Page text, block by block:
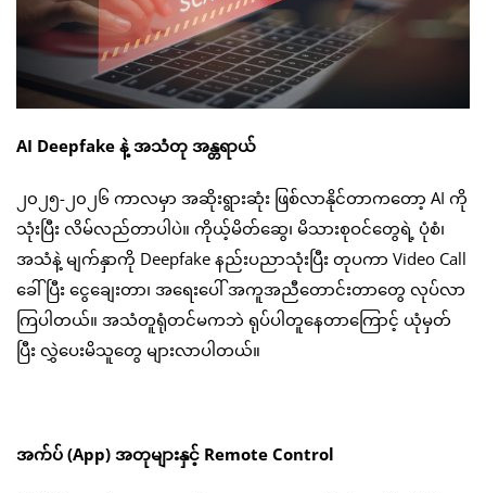
AI Deepfake နဲ့ အသံတု အန္တရာယ်
၂၀၂၅-၂၀၂၆ ကာလမှာ အဆိုးရွားဆုံး ဖြစ်လာနိုင်တာကတော့ AI ကို
သုံးပြီး လိမ်လည်တာပါပဲ။ ကိုယ့်မိတ်ဆွေ၊ မိသားစုဝင်တွေရဲ့ ပုံစံ၊
အသံနဲ့ မျက်နှာကို Deepfake နည်းပညာသုံးပြီး တုပကာ Video Call
ခေါ်ပြီး ငွေချေးတာ၊ အရေးပေါ် အကူအညီတောင်းတာတွေ လုပ်လာ
ကြပါတယ်။ အသံတူရုံတင်မကဘဲ ရုပ်ပါတူနေတာကြောင့် ယုံမှတ်
ပြီး လွှဲပေးမိသူတွေ များလာပါတယ်။
အက်ပ် (App) အတုများနှင့် Remote Control